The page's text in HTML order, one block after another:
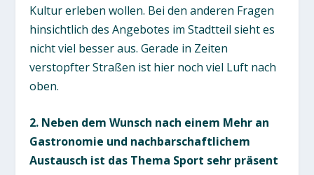
Kultur erleben wollen. Bei den anderen Fragen
hinsichtlich des Angebotes im Stadtteil sieht es
nicht viel besser aus. Gerade in Zeiten
verstopfter Straßen ist hier noch viel Luft nach
oben.
2. Neben dem Wunsch nach einem Mehr an
Gastronomie und nachbarschaftlichem
Austausch ist das Thema Sport sehr präsent